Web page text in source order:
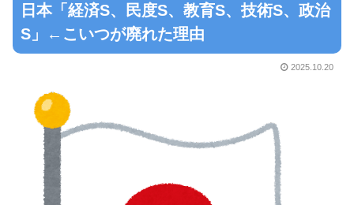
日本「経済S、民度S、教育S、技術S、政治
S」←こいつが廃れた理由
2025.10.20